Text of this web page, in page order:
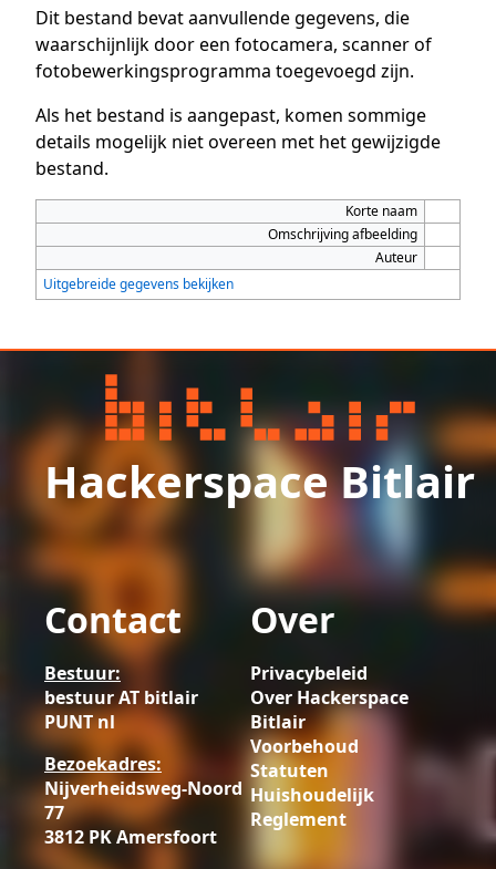
Dit bestand bevat aanvullende gegevens, die
waarschijnlijk door een fotocamera, scanner of
fotobewerkingsprogramma toegevoegd zijn.
Als het bestand is aangepast, komen sommige
details mogelijk niet overeen met het gewijzigde
bestand.
Korte naam
Omschrijving afbeelding
Auteur
Uitgebreide gegevens bekijken
Hackerspace Bitlair
Contact
Bestuur:
bestuur AT bitlair
PUNT nl
Bezoekadres:
Nijverheidsweg-Noord
77
3812 PK Amersfoort
Over
Privacybeleid
Over Hackerspace
Bitlair
Voorbehoud
Statuten
Huishoudelijk
Reglement